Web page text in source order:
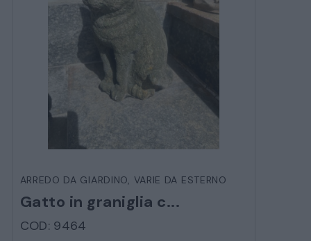
ARREDO DA GIARDINO, VARIE DA ESTERNO
Gatto in graniglia c...
COD: 9464